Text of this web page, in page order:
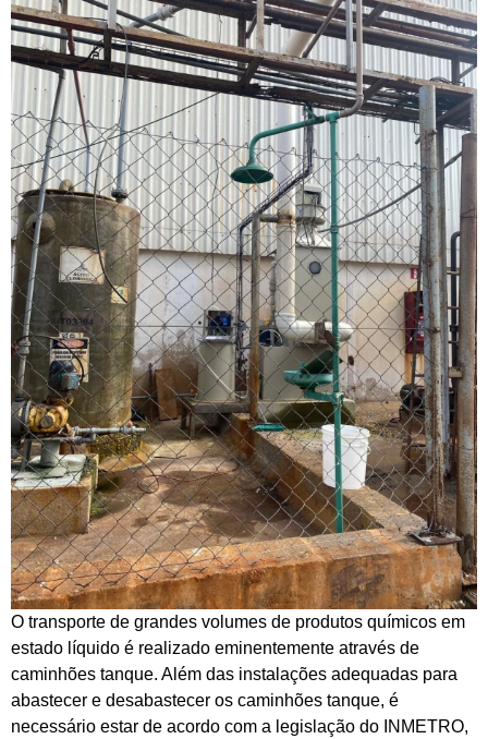
O transporte de grandes volumes de produtos químicos em
estado líquido é realizado eminentemente através de
caminhões tanque. Além das instalações adequadas para
abastecer e desabastecer os caminhões tanque, é
necessário estar de acordo com a legislação do INMETRO,